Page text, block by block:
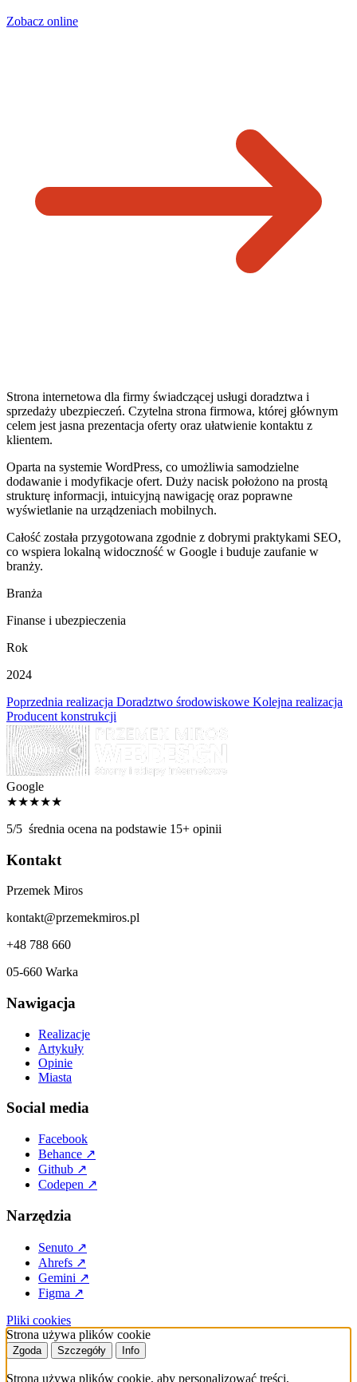
Zobacz online
Strona internetowa dla firmy świadczącej usługi doradztwa i
sprzedaży ubezpieczeń. Czytelna strona firmowa, której głównym
celem jest jasna prezentacja oferty oraz ułatwienie kontaktu z
klientem.
Oparta na systemie WordPress, co umożliwia samodzielne
dodawanie i modyfikacje ofert. Duży nacisk położono na prostą
strukturę informacji, intuicyjną nawigację oraz poprawne
wyświetlanie na urządzeniach mobilnych.
Całość została przygotowana zgodnie z dobrymi praktykami SEO,
co wspiera lokalną widoczność w Google i buduje zaufanie w
branży.
Branża
Finanse i ubezpieczenia
Rok
2024
Poprzednia realizacja Doradztwo środowiskowe Kolejna realizacja
Producent konstrukcji
Google
★★★★★
5/5 średnia ocena na podstawie 15+ opinii
Kontakt
Przemek Miros
kontakt@przemekmiros.pl
+48 788 660
05-660 Warka
Nawigacja
Realizacje
Artykuły
Opinie
Miasta
Social media
Facebook
Behance ↗
Github ↗
Codepen ↗
Narzędzia
Senuto ↗
Ahrefs ↗
Gemini ↗
Figma ↗
Pliki cookies
Strona używa plików cookie
Zgoda Szczegóły Info
Strona używa plików cookie, aby personalizować treści,